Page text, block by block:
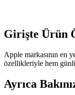
Girişte Ürün
Apple markasının en
özellikleriyle hem
Ayrıca